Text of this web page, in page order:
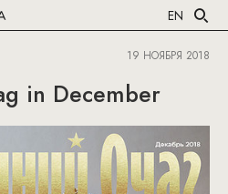
EN
19 НОЯБРЯ 2018
in December